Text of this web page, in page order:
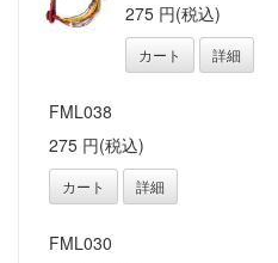
275 円(税込)
カート 詳細
FML038
275 円(税込)
カート 詳細
FML030